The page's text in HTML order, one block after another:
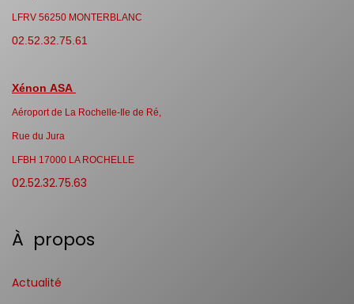
LFRV 56250 MONTERBLANC
02.52.32.75.61
Xénon ASA
Aéroport de La Rochelle-Ile de Ré,
Rue du Jura
LFBH 17000 LA ROCHELLE
02.52.32.75.63
À propos
Actualité